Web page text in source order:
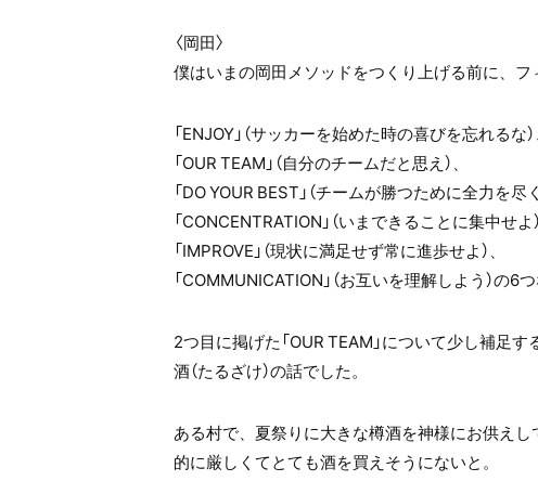
〈岡田〉
僕はいまの岡田メソッドをつくり上げる前に、フ
「ENJOY」（サッカーを始めた時の喜びを忘れるな）、
「OUR TEAM」（自分のチームだと思え）、
「DO YOUR BEST」（チームが勝つために全力を尽く
「CONCENTRATION」（いまできることに集中せよ）
「IMPROVE」（現状に満足せず常に進歩せよ）、
「COMMUNICATION」（お互いを理解しよう）の6
2つ目に掲げた「OUR TEAM」について少し補足
酒（たるざけ）の話でした。
ある村で、夏祭りに大きな樽酒を神様にお供え
的に厳しくてとても酒を買えそうにないと。